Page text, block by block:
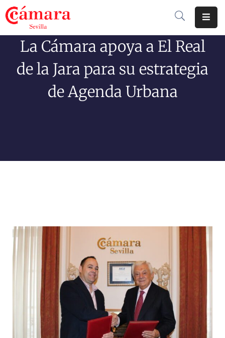
Cámara
Comercio
Programas
La Cámara apoya a El Real
de la Jara para su estrategia
de Agenda Urbana